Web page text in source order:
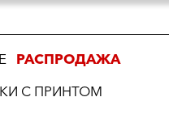
РАСПРОДАЖА
С ПРИНТОМ